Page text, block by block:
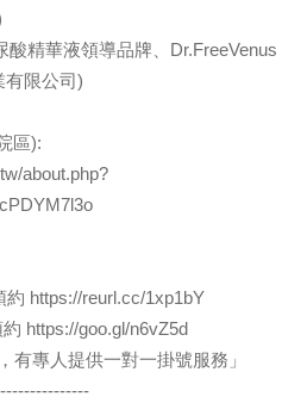
酸精華液領導品牌、Dr.FreeVenus
有限公司)
區):
about.php?
約 https://reurl.cc/1xp1bY
https://goo.gl/n6vZ5d
有專人提供一對一掛號服務」